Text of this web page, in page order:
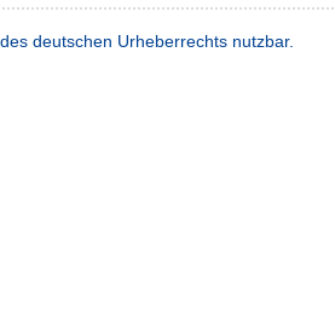
deutschen Urheberrechts nutzbar.